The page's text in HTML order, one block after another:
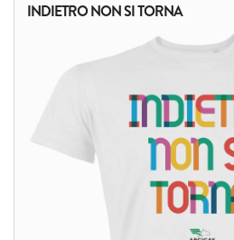
INDIETRO NON SI TORNA